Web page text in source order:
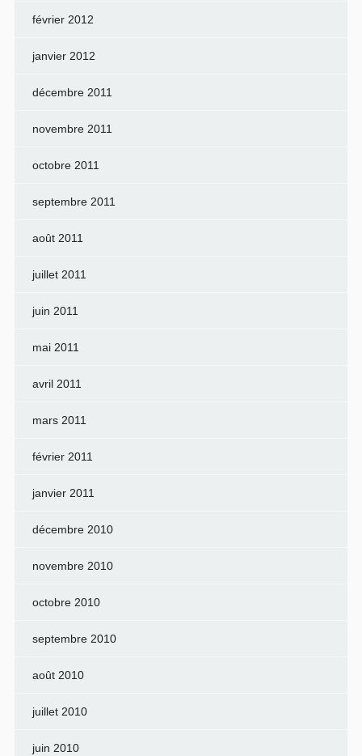
février 2012
janvier 2012
décembre 2011
novembre 2011
octobre 2011
septembre 2011
août 2011
juillet 2011
juin 2011
mai 2011
avril 2011
mars 2011
février 2011
janvier 2011
décembre 2010
novembre 2010
octobre 2010
septembre 2010
août 2010
juillet 2010
juin 2010